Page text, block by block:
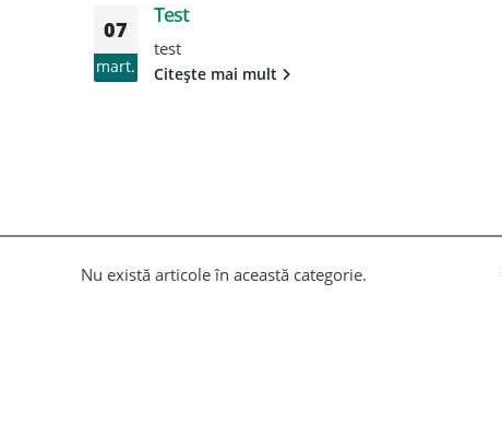
07
mart.
Test
test
Citește mai mult
Nu există articole în această categorie.